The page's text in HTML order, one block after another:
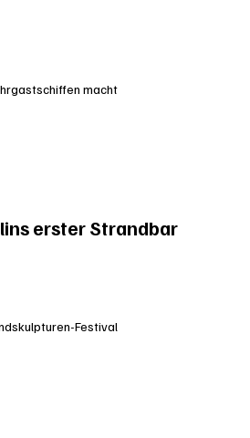
macht
erster Strandbar
Festival